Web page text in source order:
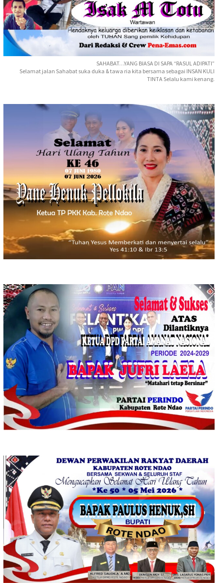
SAHABAT…YANG BIASA DI SAPA “RASUL ADIPATI”
Selamat jalan Sahabat suka duka & tawa ria kita bersama sebagai INSAN KULI
TINTA Selalu kami kenang.